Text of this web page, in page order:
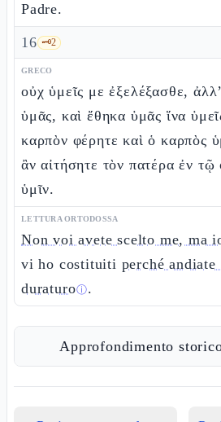
Padre.
16 🗝️2
GRECO
οὐχ ὑμεῖς με ἐξελέξασθε,
ὑμᾶς, καὶ ἔθηκα ὑμᾶς ἵνα
καρπὸν φέρητε καὶ ὁ καρπὸς
ἂν αἰτήσητε τὸν πατέρα ἐν
ὑμῖν.
LETTURA ORTODOSSA
Non voi avete scelto me, ma
vi ho costituiti perché
duraturoⓘ.
Approfondimento